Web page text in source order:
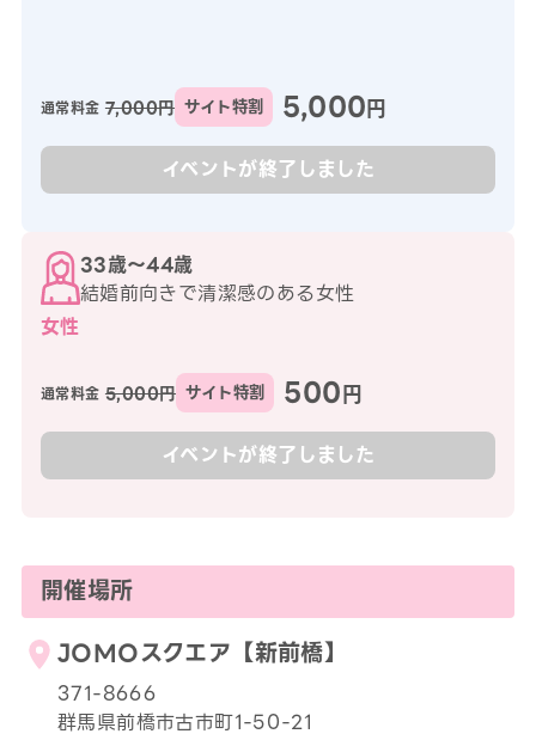
通常料金 7,000円 サイト特割 5,000円
イベントが終了しました
女性
33歳〜44歳
結婚前向きで清潔感のある女性
通常料金 5,000円 サイト特割 500円
イベントが終了しました
開催場所
JOMOスクエア【新前橋】
371-8666
群馬県前橋市古市町1-50-21